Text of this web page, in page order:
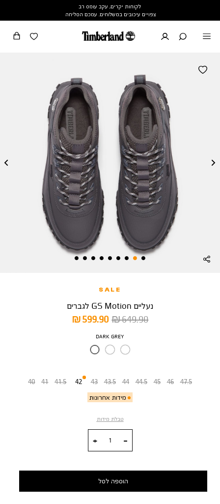
לקוחות יקרים, עקב עומס רב
צפויים עיכובים במשלוחים. עמכם הסליחה
SALE
נעליים GS Motion לגברים
מחיר
מוצר
599.90 ₪
מחיר
649.90 ₪
צבע
DARK GREY
40 41 41.5 42
מידות אחרונות
43 43.5 44 44.5 45 46 47.5
טבלת מידות
הוספה לסל